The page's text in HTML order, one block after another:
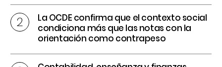
La OCDE confirma que el contexto social
condiciona más que las notas con la
orientación como contrapeso